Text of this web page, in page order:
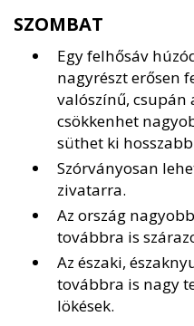
SZOMBAT
Egy felhősáv
nagyrészt erősen
valószínű, csupán
csökkenhet
süthet ki
Szórványosan
zivatarra.
Az ország
továbbra is
Az északi,
továbbra is nagy
lökések.